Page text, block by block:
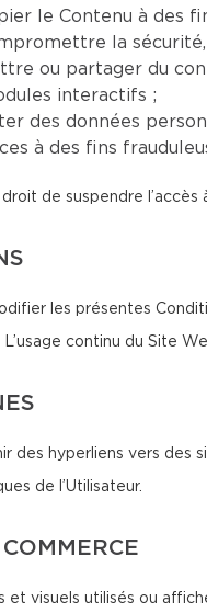
le Contenu à des
la
ou partager du
interactifs ;
des données
à des fins
de suspendre
les présentes
continu du Site
des hyperliens vers des
de l’Utilisateur.
et visuels utilisés ou